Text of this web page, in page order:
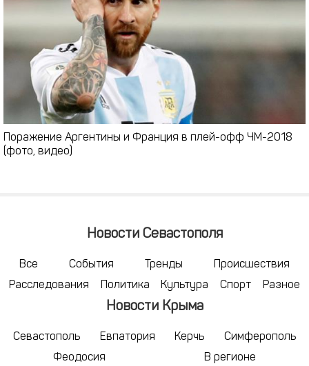
Поражение Аргентины и Франция в плей-офф ЧМ-2018
(фото, видео)
Новости Севастополя
Все События Тренды
Происшествия
Расследования
Политика Культура Спорт Разное
Новости Крыма
Севастополь Евпатория Керчь
Симферополь
Феодосия
В регионе